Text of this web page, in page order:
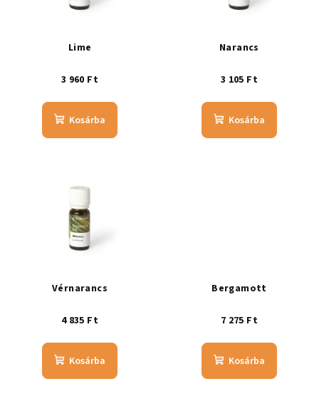
Lime
3 960 Ft
Kosárba
Narancs
3 105 Ft
Kosárba
Vérnarancs
4 835 Ft
Kosárba
Bergamott
7 275 Ft
Kosárba